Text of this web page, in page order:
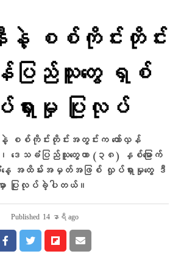
စစ်ကိုင်းတိုင်း
န်ပြည်သူတွေ ရှစ်
ရှားမှု ပြုလုပ်
စ်ကိုင်းတိုင်းအတွင်းက တော်လှန်
ဒေသခံပြည်သူတွေဟာ (၃၈) နှစ်မြောက်
ာ်ပုံနေ့ အထိမ်းအမှတ်အဖြစ် လှုပ်ရှားမှုတွေ ဒီ
ပြုလုပ်ခဲ့ပါတယ်။
Published 14 နာရီ ago